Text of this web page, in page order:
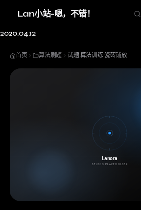
Lan小站-嗯，不错！ 搜索
2020.04.12
首页 算法刷题 试题 算法训练 瓷砖铺放